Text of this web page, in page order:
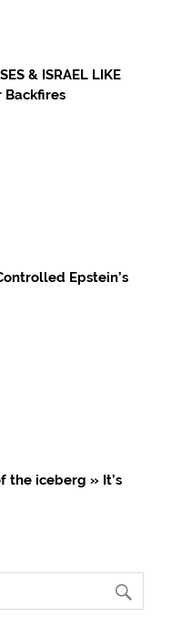
& ISRAEL LIKE
Backfires
Epstein’s
the iceberg » It’s